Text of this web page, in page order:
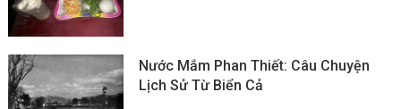
Nước Mắm Phan Thiết: Câu Chuyện
Lịch Sử Từ Biển Cả